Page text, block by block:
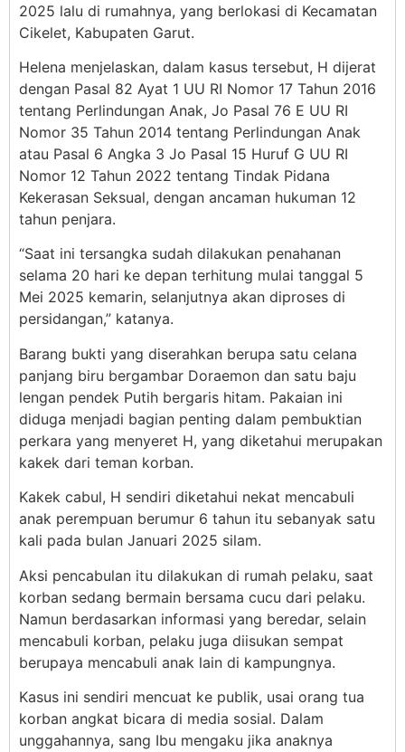
2025 lalu di rumahnya, yang berlokasi di Kecamatan
Cikelet, Kabupaten Garut.
Helena menjelaskan, dalam kasus tersebut, H dijerat
dengan Pasal 82 Ayat 1 UU RI Nomor 17 Tahun 2016
tentang Perlindungan Anak, Jo Pasal 76 E UU RI
Nomor 35 Tahun 2014 tentang Perlindungan Anak
atau Pasal 6 Angka 3 Jo Pasal 15 Huruf G UU RI
Nomor 12 Tahun 2022 tentang Tindak Pidana
Kekerasan Seksual, dengan ancaman hukuman 12
tahun penjara.
“Saat ini tersangka sudah dilakukan penahanan
selama 20 hari ke depan terhitung mulai tanggal 5
Mei 2025 kemarin, selanjutnya akan diproses di
persidangan,” katanya.
Barang bukti yang diserahkan berupa satu celana
panjang biru bergambar Doraemon dan satu baju
lengan pendek Putih bergaris hitam. Pakaian ini
diduga menjadi bagian penting dalam pembuktian
perkara yang menyeret H, yang diketahui merupakan
kakek dari teman korban.
Kakek cabul, H sendiri diketahui nekat mencabuli
anak perempuan berumur 6 tahun itu sebanyak satu
kali pada bulan Januari 2025 silam.
Aksi pencabulan itu dilakukan di rumah pelaku, saat
korban sedang bermain bersama cucu dari pelaku.
Namun berdasarkan informasi yang beredar, selain
mencabuli korban, pelaku juga diisukan sempat
berupaya mencabuli anak lain di kampungnya.
Kasus ini sendiri mencuat ke publik, usai orang tua
korban angkat bicara di media sosial. Dalam
unggahannya, sang Ibu mengaku jika anaknya